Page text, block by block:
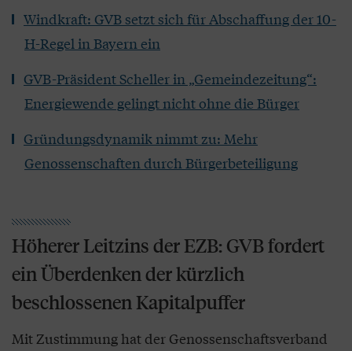
Windkraft: GVB setzt sich für Abschaffung der 10-
H-Regel in Bayern ein
GVB-Präsident Scheller in „Gemeindezeitung“:
Energiewende gelingt nicht ohne die Bürger
Gründungsdynamik nimmt zu: Mehr
Genossenschaften durch Bürgerbeteiligung
Höherer Leitzins der EZB: GVB fordert
ein Überdenken der kürzlich
beschlossenen Kapitalpuffer
Mit Zustimmung hat der Genossenschaftsverband